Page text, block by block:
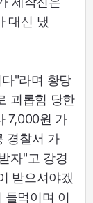
대신 냈
"라며 황당
괴롭힘 당한
7,000원 가
경찰서 가
자"고 강경
받으셔야겠
들먹이며 이